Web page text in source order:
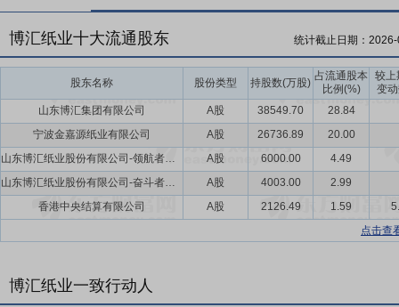
博汇纸业十大流通股东 统计截止日期：
股东名称 股份类型 持股数(万股)
占流通股本
比例(%)
较上
变
山东博汇集团有限公司
A股 38549.70
28.84
宁波金嘉源纸业有限公司
A股 26736.89
20.00
山东博汇纸业股份有限公司-领航者员工持股计划
A股 6000.00
4.49
山东博汇纸业股份有限公司-奋斗者员工持股计划
A股 4003.00
2.99
香港中央结算有限公司
A股 2126.49 1.59
点击查
博汇纸业一致行动人